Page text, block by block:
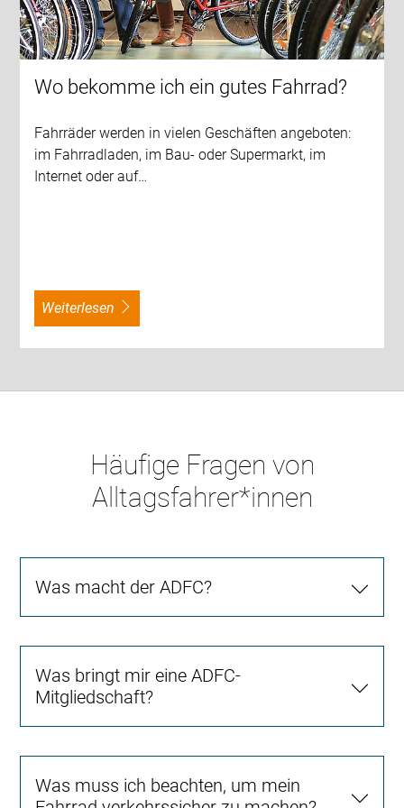
Wo bekomme ich ein gutes Fahrrad?
Fahrräder werden in vielen Geschäften angeboten:
im Fahrradladen, im Bau- oder Supermarkt, im
Internet oder auf…
weiterlesen
Häufige Fragen von
Alltagsfahrer*innen
Was macht der ADFC?
Was bringt mir eine ADFC-
Mitgliedschaft?
Was muss ich beachten, um mein